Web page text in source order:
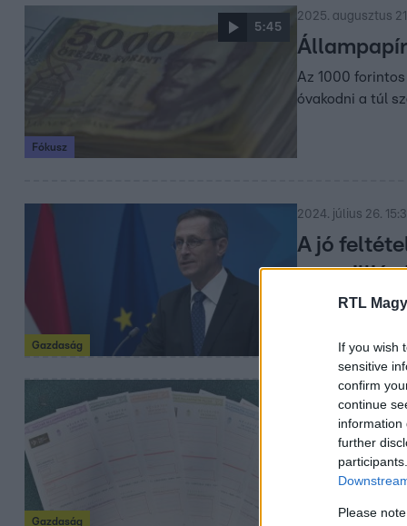
RTL
If you wish
sensitive
confirm
continue
information
further
Please
5:45
Fókusz
2025. augusztus
Az 1000
óvakodni a túl
Gazdaság
2024. július 26.
A jó
Varga Mihály
Gazdaság
2024. január 20.
Eltűnt
kötvény a
De gyorsan